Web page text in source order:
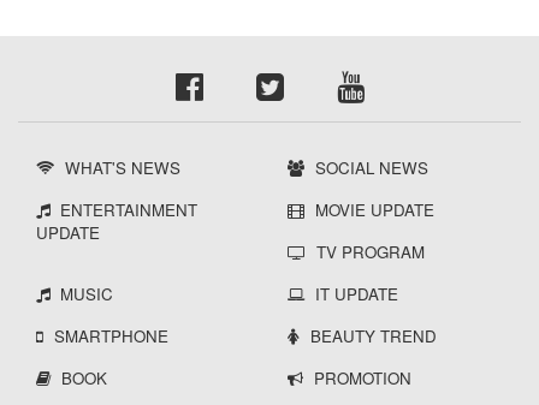
WHAT'S NEWS
SOCIAL NEWS
ENTERTAINMENT
UPDATE
MOVIE UPDATE
TV PROGRAM
MUSIC
IT UPDATE
SMARTPHONE
BEAUTY TREND
BOOK
PROMOTION